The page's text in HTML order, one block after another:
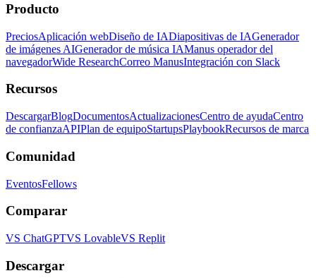
Producto
PreciosAplicación webDiseño de IADiapositivas de IAGenerador
de imágenes AIGenerador de música IAManus operador del
navegadorWide ResearchCorreo ManusIntegración con Slack
Recursos
DescargarBlogDocumentosActualizacionesCentro de ayudaCentro
de confianzaAPIPlan de equipoStartupsPlaybookRecursos de marca
Comunidad
EventosFellows
Comparar
VS ChatGPTVS LovableVS Replit
Descargar